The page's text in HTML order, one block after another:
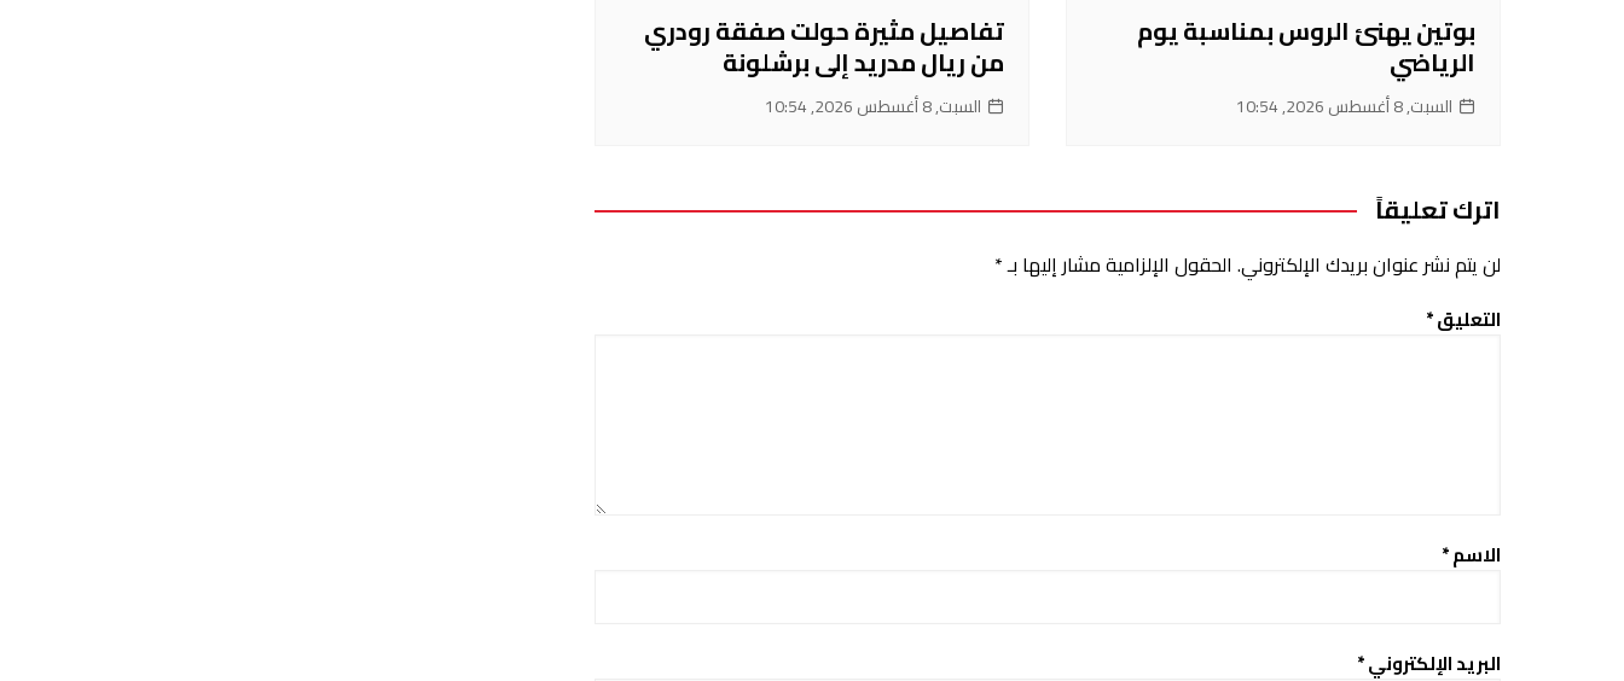
بوتين يهنئ الروس بمناسبة يوم
الرياضي
السبت, 8 أغسطس 2026, 10:54
تفاصيل مثيرة حولت صفقة رودري
من ريال مدريد إلى برشلونة
السبت, 8 أغسطس 2026, 10:54
اترك تعليقاً
لن يتم نشر عنوان بريدك الإلكتروني. الحقول الإلزامية مشار إليها بـ*
التعليق*
الاسم*
البريد الإلكتروني*